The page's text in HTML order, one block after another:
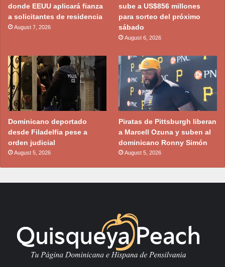
donde EEUU aplicará fianza
a solicitantes de residencia
August 7, 2026
sube a US$856 millones
para sorteo del próximo
sábado
August 6, 2026
Dominicano deportado
desde Filadelfia pese a
orden judicial
August 5, 2026
Piratas de Pittsburgh liberan
a Marcell Ozuna y suben al
dominicano Ronny Simón
August 5, 2026